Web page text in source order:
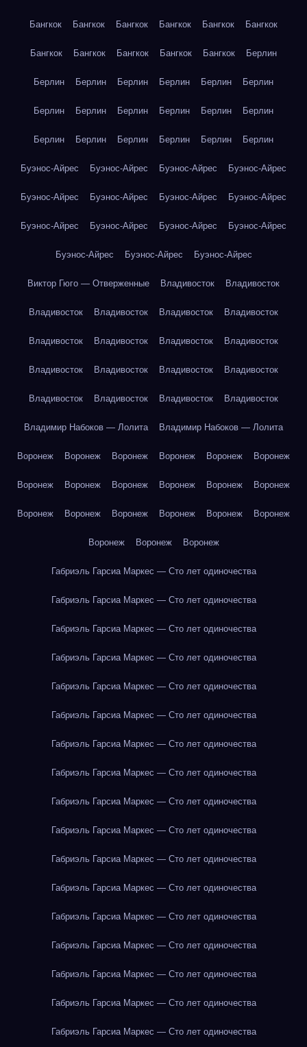
Бангкок Бангкок Бангкок Бангкок Бангкок Бангкок
Бангкок Бангкок Бангкок Бангкок Бангкок Берлин
Берлин Берлин Берлин Берлин Берлин Берлин
Берлин Берлин Берлин Берлин Берлин Берлин
Берлин Берлин Берлин Берлин Берлин Берлин
Буэнос-Айрес Буэнос-Айрес Буэнос-Айрес Буэнос-Айрес
Буэнос-Айрес Буэнос-Айрес Буэнос-Айрес Буэнос-Айрес
Буэнос-Айрес Буэнос-Айрес Буэнос-Айрес Буэнос-Айрес
Буэнос-Айрес Буэнос-Айрес Буэнос-Айрес
Виктор Гюго — Отверженные Владивосток Владивосток
Владивосток Владивосток Владивосток Владивосток
Владивосток Владивосток Владивосток Владивосток
Владивосток Владивосток Владивосток Владивосток
Владивосток Владивосток Владивосток Владивосток
Владимир Набоков — Лолита Владимир Набоков — Лолита
Воронеж Воронеж Воронеж Воронеж Воронеж Воронеж
Воронеж Воронеж Воронеж Воронеж Воронеж Воронеж
Воронеж Воронеж Воронеж Воронеж Воронеж Воронеж
Воронеж Воронеж Воронеж
Габриэль Гарсиа Маркес — Сто лет одиночества
Габриэль Гарсиа Маркес — Сто лет одиночества
Габриэль Гарсиа Маркес — Сто лет одиночества
Габриэль Гарсиа Маркес — Сто лет одиночества
Габриэль Гарсиа Маркес — Сто лет одиночества
Габриэль Гарсиа Маркес — Сто лет одиночества
Габриэль Гарсиа Маркес — Сто лет одиночества
Габриэль Гарсиа Маркес — Сто лет одиночества
Габриэль Гарсиа Маркес — Сто лет одиночества
Габриэль Гарсиа Маркес — Сто лет одиночества
Габриэль Гарсиа Маркес — Сто лет одиночества
Габриэль Гарсиа Маркес — Сто лет одиночества
Габриэль Гарсиа Маркес — Сто лет одиночества
Габриэль Гарсиа Маркес — Сто лет одиночества
Габриэль Гарсиа Маркес — Сто лет одиночества
Габриэль Гарсиа Маркес — Сто лет одиночества
Габриэль Гарсиа Маркес — Сто лет одиночества